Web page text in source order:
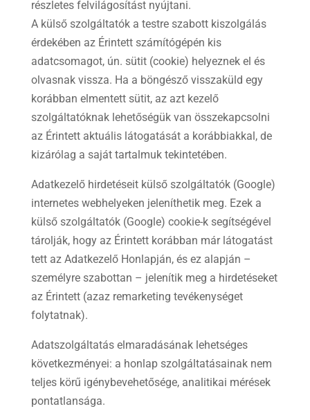
részletes felvilágosítást nyújtani.
A külső szolgáltatók a testre szabott kiszolgálás
érdekében az Érintett számítógépén kis
adatcsomagot, ún. sütit (cookie) helyeznek el és
olvasnak vissza. Ha a böngésző visszaküld egy
korábban elmentett sütit, az azt kezelő
szolgáltatóknak lehetőségük van összekapcsolni
az Érintett aktuális látogatását a korábbiakkal, de
kizárólag a saját tartalmuk tekintetében.
Adatkezelő hirdetéseit külső szolgáltatók (Google)
internetes webhelyeken jeleníthetik meg. Ezek a
külső szolgáltatók (Google) cookie-k segítségével
tárolják, hogy az Érintett korábban már látogatást
tett az Adatkezelő Honlapján, és ez alapján –
személyre szabottan – jelenítik meg a hirdetéseket
az Érintett (azaz remarketing tevékenységet
folytatnak).
Adatszolgáltatás elmaradásának lehetséges
következményei: a honlap szolgáltatásainak nem
teljes körű igénybevehetősége, analitikai mérések
pontatlansága.